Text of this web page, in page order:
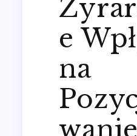
e
na
wanie